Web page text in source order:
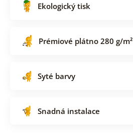
Ekologický tisk
Prémiové plátno 280 g/m²
Syté barvy
Snadná instalace